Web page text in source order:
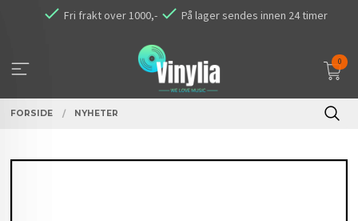
Fri frakt over 1000,- På lager sendes innen 24 timer
0
FORSIDE NYHETER